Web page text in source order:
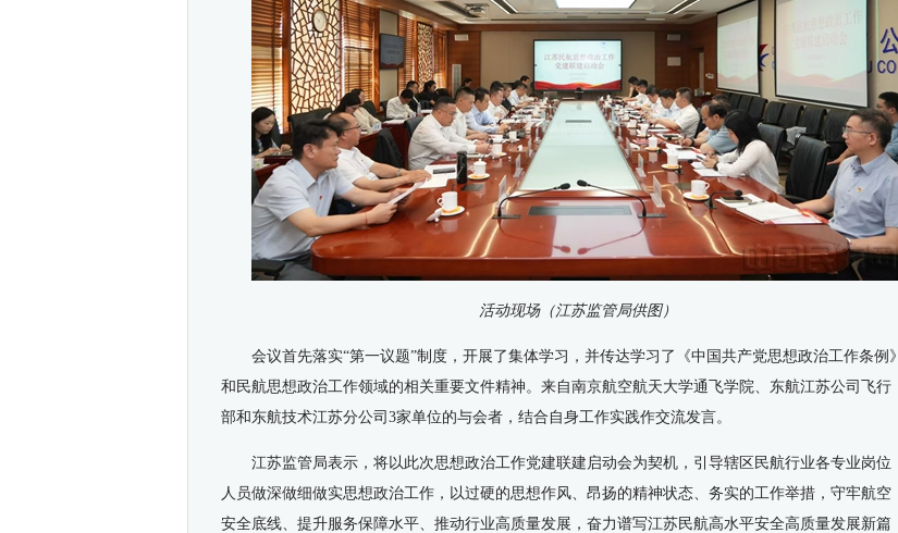
活动现场（江苏监管局供图）
会议首先落实“第一议题”制度，开展了集体学习，并传达学习了《中国共产党思想政治工作条例》
和民航思想政治工作领域的相关重要文件精神。来自南京航空航天大学通飞学院、东航江苏公司飞行
部和东航技术江苏分公司 3家单位的与会者，结合自身工作实践作交流发言。
江苏监管局表示，将以此次思想政治工作党建联建启动会为契机，引导辖区民航行业各专业岗位
人员做深做细做实思想政治工作，以过硬的思想作风、昂扬的精神状态、务实的工作举措，守牢航空
安全底线、提升服务保障水平、推动行业高质量发展，奋力谱写江苏民航高水平安全高质量发展新篇